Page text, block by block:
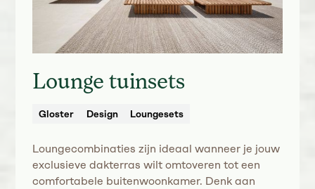
Lounge tuinsets
Gloster Design Loungesets
Loungecombinaties zijn ideaal wanneer je jouw
exclusieve dakterras wilt omtoveren tot een
comfortabele buitenwoonkamer. Denk aan